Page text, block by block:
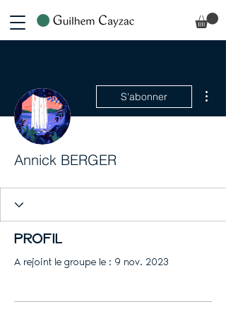
S'abonner
Annick BERGER
Profil
A rejoint le groupe le : 9 nov. 2023